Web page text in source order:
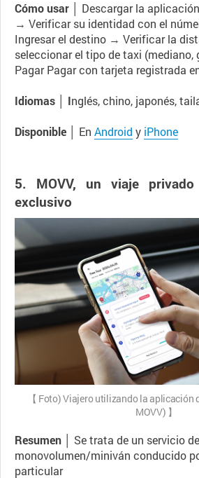
Cómo usar │ Descargar la
→ Verificar su identidad con el
Ingresar el destino → Verificar la
seleccionar el tipo de taxi (mediano,
Pagar Pagar con tarjeta registrada
Idiomas │ Inglés, chino, japonés,
Disponible │ En Android y iPhone
5. MOVV, un viaje
exclusivo
【 Foto) Viajero utilizando la aplicación
MOVV) 】
Resumen │ Se trata de un servicio
monovolumen/miniván conducido
particular